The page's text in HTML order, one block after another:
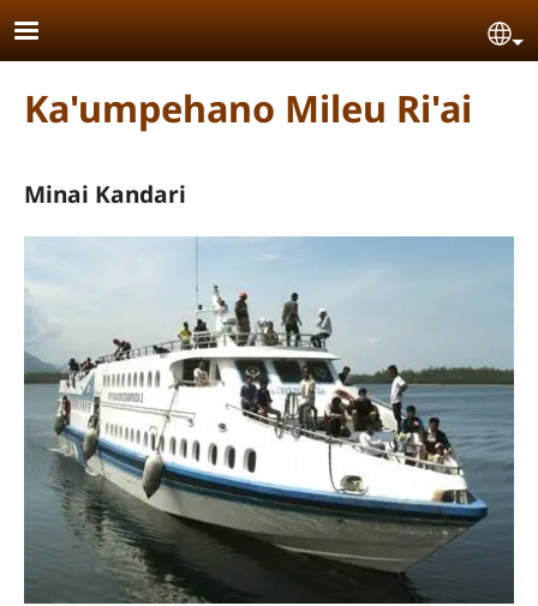
Skip to main content
Ka'umpehano Mileu Ri'ai
Minai Kandari